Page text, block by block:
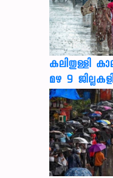
കലിതുള്ളി
മഴ 9